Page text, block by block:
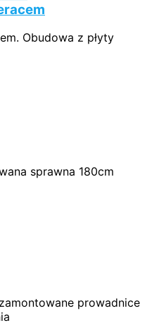
Obudowa z płyty
sprawna 180cm
prowadnice